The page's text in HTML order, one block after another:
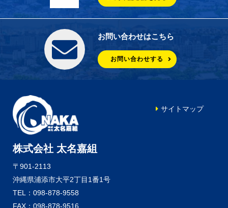
お問い合わせはこちら
お問い合わせする
株式会社 太名嘉組
〒901-2113
沖縄県浦添市大平2丁目1番1号
TEL：098-878-9558
FAX：098-878-9516
サイトマップ